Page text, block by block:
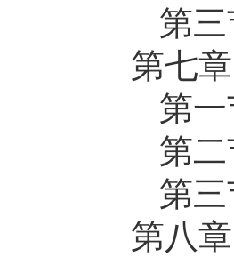
第
第七
第
第
第
第八